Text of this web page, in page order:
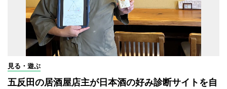
見る・遊ぶ
五反田の居酒屋店主が日本酒の好み診断サイトを自